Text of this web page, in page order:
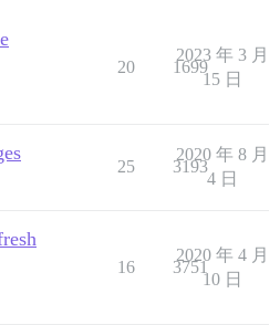
TEST ====================
address from http://
. .
. .
4119-8f74-
message, check your SPAM
service like http://www.mail-
it is not a problem
20 1699
2023 年 3 月
15 日
25 3193
2020 年 8 月
4 日
16 3751
2020 年 4 月
10 日